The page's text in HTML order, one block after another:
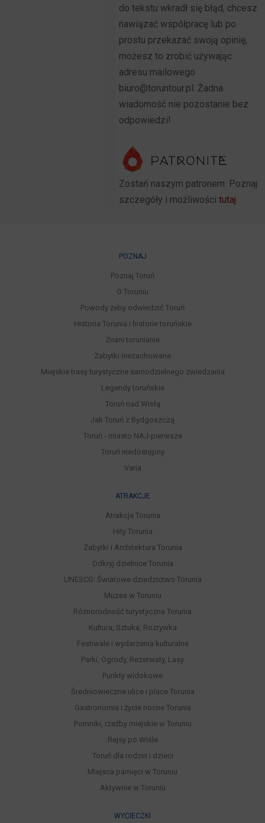
do tekstu wkradł się błąd, chcesz
nawiązać współpracę lub po
prostu przekazać swoją opinię,
możesz to zrobić używając
adresu mailowego
biuro@toruntour.pl. Żadna
wiadomość nie pozostanie bez
odpowiedzi!
Zostań naszym patronem. Poznaj
szczegóły i możliwości tutaj
POZNAJ
Poznaj Toruń
O Toruniu
Powody żeby odwiedzić Toruń
Historia Torunia i historie toruńskie
Znani torunianie
Zabytki niezachowane
Miejskie trasy turystyczne samodzielnego zwiedzania
Legendy toruńskie
Toruń nad Wisłą
Jak Toruń z Bydgoszczą
Toruń - miasto NAJ-pierwsze
Toruń niedostępny
Varia
ATRAKCJE
Atrakcje Torunia
Hity Torunia
Zabytki i Architektura Torunia
Odkryj dzielnice Torunia
UNESCO: Światowe dziedzictwo Torunia
Muzea w Toruniu
Różnorodność turystyczna Torunia
Kultura, Sztuka, Rozrywka
Festiwale i wydarzenia kulturalne
Parki, Ogrody, Rezerwaty, Lasy
Punkty widokowe
Średniowieczne ulice i place Torunia
Gastronomia i życie nocne Torunia
Pomniki, rzeźby miejskie w Toruniu
Rejsy po Wiśle
Toruń dla rodzin i dzieci
Miejsca pamięci w Toruniu
Aktywnie w Toruniu
WYCIECZKI